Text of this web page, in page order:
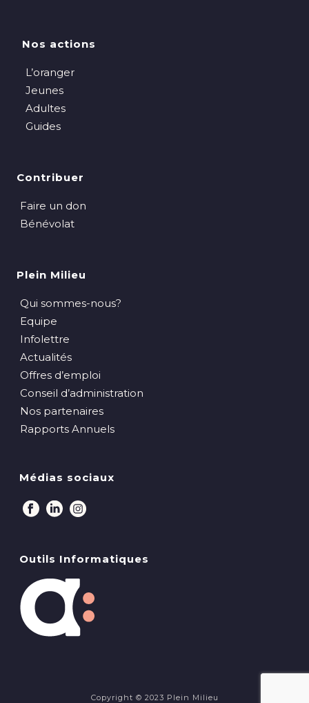
Nos actions
L’oranger
Jeunes
Adultes
Guides
Contribuer
Faire un don
Bénévolat
Plein Milieu
Qui sommes-nous?
Equipe
Infolettre
Actualités
Offres d’emploi
Conseil d’administration
Nos partenaires
Rapports Annuels
Médias sociaux
Outils Informatiques
Copyright © 2023 Plein Milieu